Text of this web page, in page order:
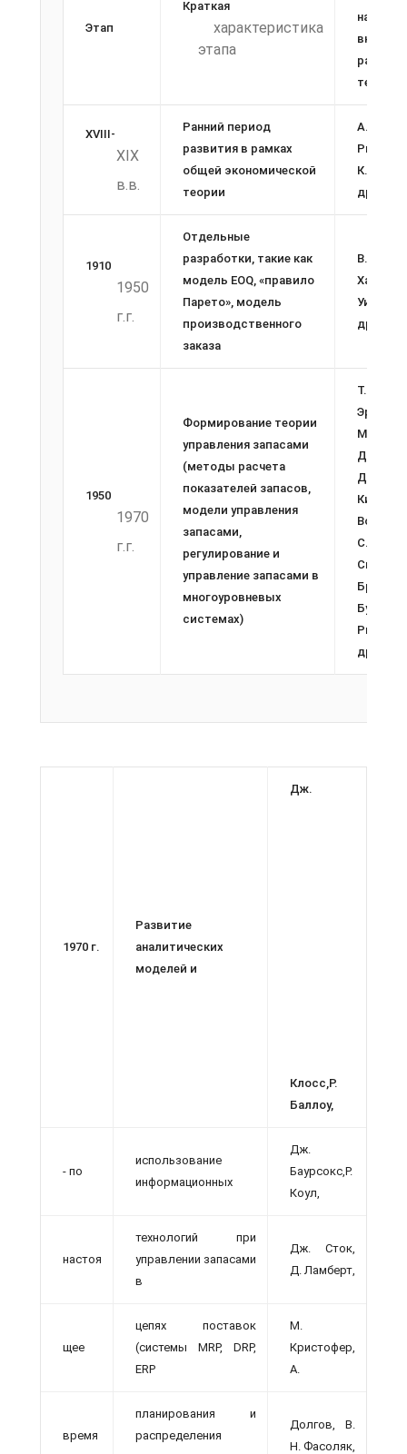
Этап
Краткая
характеристика
этапа
вклад в
теории
XVIII-
XIX
в.в.
Ранний период
развития в рамках
общей экономической
теории
А.
К.
другие
1910­
1950
г.г.
Отдельные
разработки, такие как
модель EOQ, «правило
Парето», модель
производственного
заказа
В.
Харрис,
Уилсон
другие
1950­
1970
г.г.
Формирование теории
управления запасами
(методы расчета
показателей запасов,
модели управления
запасами,
регулирование и
управление запасами в
многоуровневых
системах)
Т.
Эрроу,
Дж.
С.
Скарф Р.
Браун,
Букан,
др.
1970 г.
Развитие
аналитических
моделей и
Дж.
Клосс,Р.
Баллоу,
- по
использование
информационных
Дж.
Баурсокс,Р.
Коул,
настоя
технологий при
управлении запасами
в
Дж. Сток,
Д. Ламберт,
щее
цепях поставок
(системы MRP, DRP,
ERP
М.
Кристофер,
А.
время
планирования и
распределения
Долгов, В.
Н. Фасоляк,